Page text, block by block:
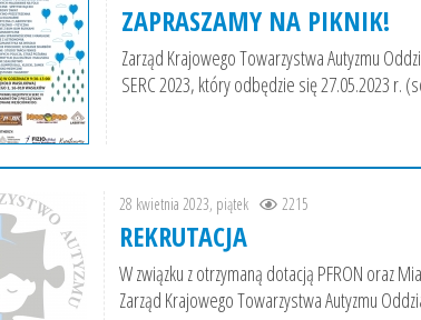
ZAPRASZAMY NA PIKNIK!
Zarząd Krajowego Towarzystwa Autyzmu
SERC 2023, który odbędzie się 27.05.2023 r.
28 kwietnia 2023, piątek 2215
REKRUTACJA
W związku z otrzymaną dotacją PFRON oraz
Zarząd Krajowego Towarzystwa Autyzmu